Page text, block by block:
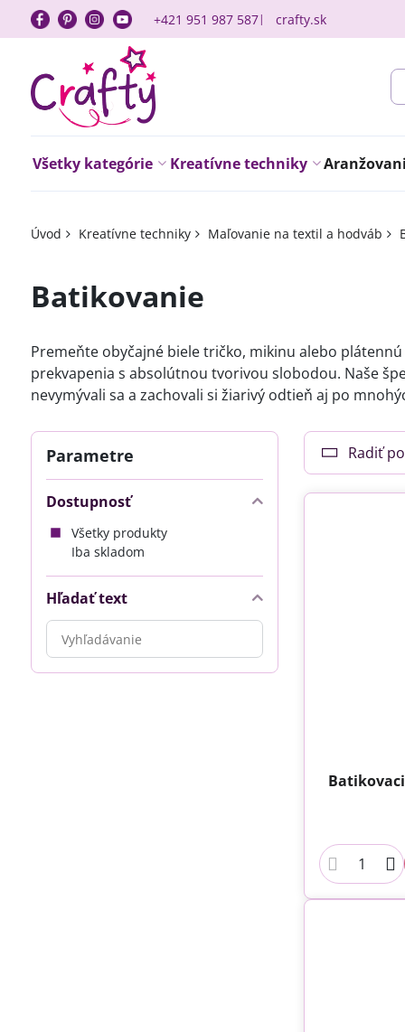
+421 951 987 587 crafty.sk
Všetky kategórie Kreatívne techniky
Úvod Kreatívne techniky Maľovanie na textil a hodváb
Batikovanie
Premeňte obyčajné biele tričko, mikinu alebo
prekvapenia s absolútnou tvorivou slobodou. Naše
nevymývali sa a zachovali si žiarivý odtieň aj po
Radiť
Parametre
Dostupnosť
Všetky produkty
Iba skladom
Hľadať text
Prehľadať
výsledky
filtra